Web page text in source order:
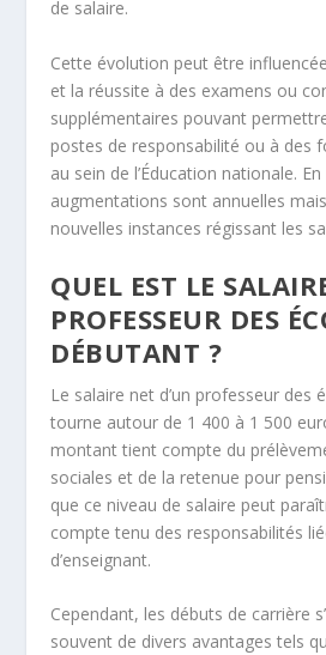
de salaire.
Cette évolution peut être
et la réussite à des examens ou
supplémentaires pouvant
postes de responsabilité ou à des
au sein de l’Éducation nationale.
augmentations sont annuelles
nouvelles instances régissant les
QUEL EST LE
PROFESSEUR DES
DÉBUTANT ?
Le salaire net d’un professeur des
tourne autour de 1 400 à 1 500
montant tient compte du
sociales et de la retenue pour
que ce niveau de salaire peut
compte tenu des responsabilités
d’enseignant.
Cependant, les débuts de carrière
souvent de divers avantages tels